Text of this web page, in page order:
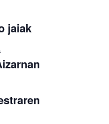
jaiak